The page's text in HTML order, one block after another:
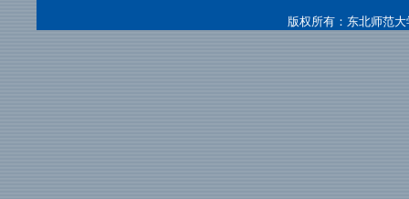
版权所有：东北师范